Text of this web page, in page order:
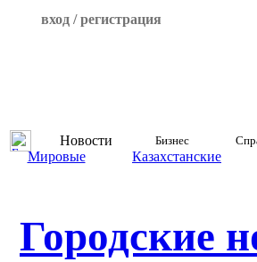
вход / регистрация
Новости Бизнес
Мировые Казахстанские
Городские